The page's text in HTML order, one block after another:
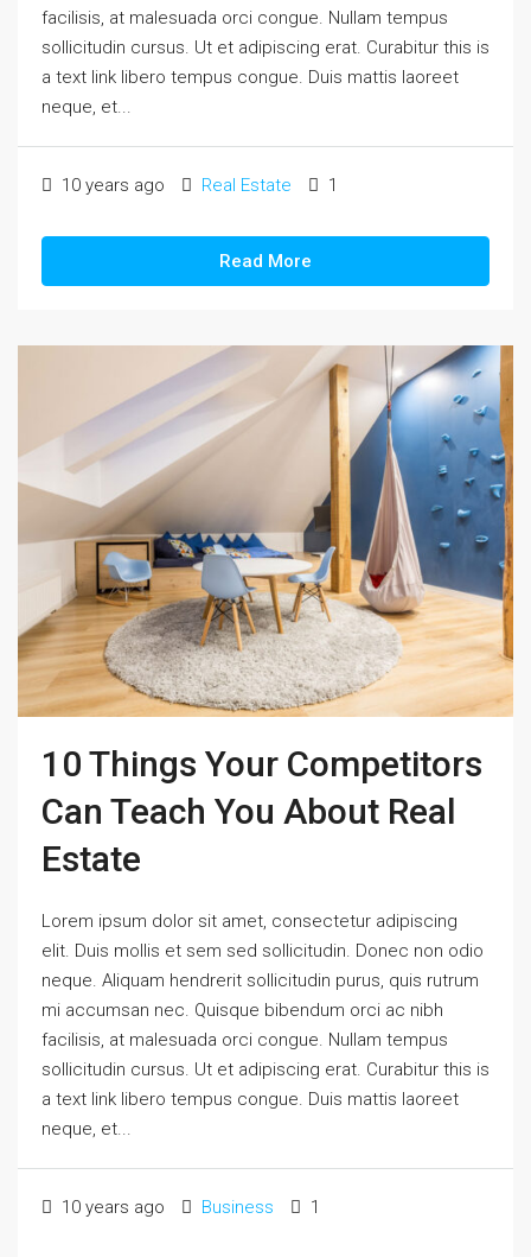
facilisis, at malesuada orci congue. Nullam tempus
sollicitudin cursus. Ut et adipiscing erat. Curabitur this is
a text link libero tempus congue. Duis mattis laoreet
neque, et...
10 years ago Real Estate 1
Read More
10 Things Your Competitors
Can Teach You About Real
Estate
Lorem ipsum dolor sit amet, consectetur adipiscing
elit. Duis mollis et sem sed sollicitudin. Donec non odio
neque. Aliquam hendrerit sollicitudin purus, quis rutrum
mi accumsan nec. Quisque bibendum orci ac nibh
facilisis, at malesuada orci congue. Nullam tempus
sollicitudin cursus. Ut et adipiscing erat. Curabitur this is
a text link libero tempus congue. Duis mattis laoreet
neque, et...
10 years ago Business 1